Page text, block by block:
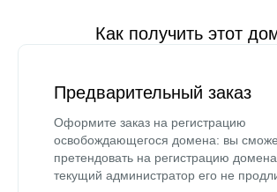
Как получить этот
Предварительный заказ
Оформите заказ на регистрацию
освобождающегося домена: вы
претендовать на регистрацию
текущий администратор его не